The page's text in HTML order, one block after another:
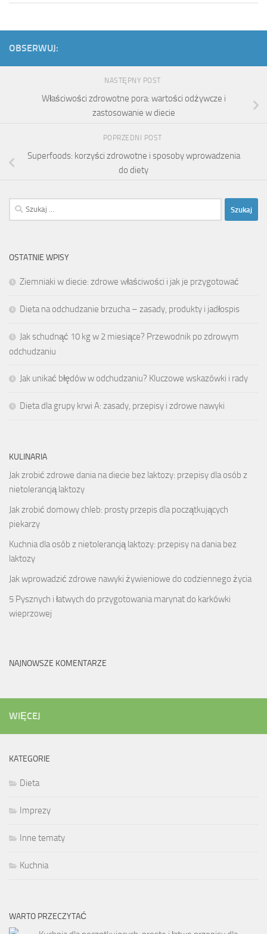
OBSERWUJ:
NASTĘPNY POST
Właściwości zdrowotne pora: wartości odżywcze i
zastosowanie w diecie
POPRZEDNI POST
Superfoods: korzyści zdrowotne i sposoby wprowadzenia
do diety
Szukaj:
OSTATNIE WPISY
Ziemniaki w diecie: zdrowe właściwości i jak je przygotować
Dieta na odchudzanie brzucha – zasady, produkty i jadłospis
Jak schudnąć 10 kg w 2 miesiące? Przewodnik po zdrowym
odchudzaniu
Jak unikać błędów w odchudzaniu? Kluczowe wskazówki i rady
Dieta dla grupy krwi A: zasady, przepisy i zdrowe nawyki
KULINARIA
Jak zrobić zdrowe dania na diecie bez laktozy: przepisy dla osób z
nietolerancją laktozy
Jak zrobić domowy chleb: prosty przepis dla początkujących
piekarzy
Kuchnia dla osób z nietolerancją laktozy: przepisy na dania bez
laktozy
Jak wprowadzić zdrowe nawyki żywieniowe do codziennego życia
5 Pysznych i łatwych do przygotowania marynat do karkówki
wieprzowej
NAJNOWSZE KOMENTARZE
WIĘCEJ
KATEGORIE
Dieta
Imprezy
Inne tematy
Kuchnia
WARTO PRZECZYTAĆ